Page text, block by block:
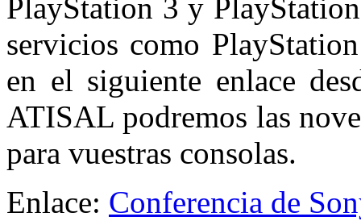
PlayStation 3 y
servicios como
en el siguiente enlace
ATISAL podremos las
para vuestras consolas.
Enlace: Conferencia de